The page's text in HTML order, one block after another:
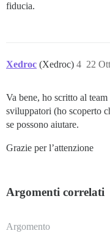
fiducia.
Xedroc (Xedroc) 22
4
Va bene, ho scritto al
sviluppatori (ho scoperto
se possono aiutare.
Grazie per l’attenzione
Argomenti correlati
Argomento